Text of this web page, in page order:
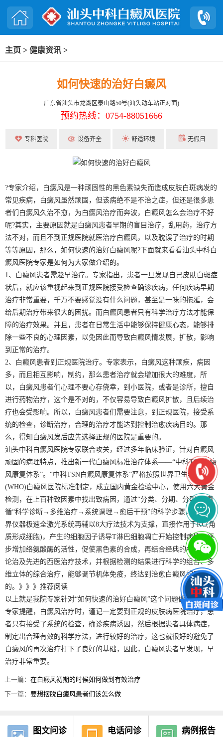
主页 > 健康资讯 >
如何快速的治好白癜风
广东省汕头市龙湖区泰山路50号(汕头动车站正对面)
预约热线：0754-88051666
专科医院 设备齐全 舒适环境 无假日
?专家介绍，白癜风是一种顽固性的黑色素缺失而造成皮肤白斑病发的
常见疾病，白癜风虽然顽固，但该病绝不是不治之症，但还是很多患
者们白癜风久治不愈，为白癜风治疗而奔波，白癜风怎么会治疗不好
呢?其实，主要原因就是白癜风患者早期的盲目治疗，乱用药，治疗方
法不对，而且不到正规医院就医治疗白癜风，以及耽误了治疗的时期
等等原因，那么，如何快速的治好白癜风呢?下面就来看看汕头中科白
癜风医院专家是如何为大家做介绍的。
1、白癜风患者需趁早治疗。专家指出，患者一旦发现自己皮肤白斑症
状后，就应该重视起来到正规医院接受检查确诊疾病，任何疾病早期
治疗非常重要，千万不要感觉没有什么问题，甚至是一味的拖延，会
给后期治疗带来很大的困扰。而白癜风患者只有科学治疗方法才能保
障的治疗效果。并且，患者在日常生活中能够保持健康心态，能够排
除一些不良的心理因素，以免因此而导致白癜风情发展，扩散，影响
到正常的治疗。
2、白癜风患者到正规医院治疗。专家表示，白癜风这种顽疾，病因
多，而且相互影响，制约，那么患者治疗就会增加很大的难度，所
以，白癜风患者们心理不要心存侥幸，到小医院，或者是诊所，擅自
进行药物治疗，这个是不对的，不仅容易导致白癜风扩散，且后续治
疗也会受影响。所以，白癜风患者们需要注意，到正规医院，接受系
统的检查，诊断治疗，合理的治疗才能达到控制治愈疾病目的。那
么，得知白癜风发后应先选择正规的医院是重要的。
汕头中科白癜风医院专家联合攻关，经过多年临床验证，针对白癜风
顽固的病理特点，推出新一代白癜风标准治疗体系——“中科TSN白癜
风康复体系”。“中科TSN白癜风康复体系”严格按照世界卫生组织
(WHO)白癜风医院标准制定，成立国内黄金检验中心，使用六大黄金
检测，在上百种致因素中找出致病因，通过“分类、分期、分型”，遵
循“科学诊断→多维治疗→系统调理→愈后干预”的科学步骤，运用世
界仪器极速全激光系统再辅以8大疗法技术为支撑，直接作用于KC(角
质形成细胞)，产生的细胞因子诱导T淋巴细胞凋亡开始控制病情，逐
步增加络氨酸酶的活性，促使黑色素的合成，再结合经典的中医辨证
论治及先进的西医治疗技术，并根据检测的结果进行科学的组合、多
维立体的综合治疗，能够调节机体免疫，终达到治愈白癜风的目
的。》》》推荐阅读
以上就是我院专家针对“如何快速的治好白癜风”这个问题做的介绍。
专家提醒，白癜风治疗时，谨记一定要到正规的皮肤病医院治疗，患
者只有接受了系统的检查，确诊疾病诱因，然后根据患者具体病症，
制定出合理有效的科学疗法，进行较好的治疗，这也就很好的避免了
白癜风的再次治疗打下了良好的基础，因此，白癜风患者早发现，早
治疗非常重要。
上一篇：在白癜风初期的时候如何做到有效治疗
下一篇：要想摆脱白癜风患者们该怎么做
图文问诊 电话问诊 病例报告